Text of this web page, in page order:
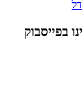
בפייסבוק